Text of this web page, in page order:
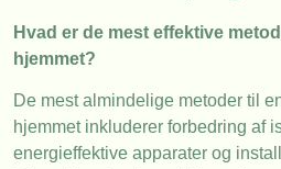
Hvad er de mest effektive
hjemmet?
De mest almindelige metoder til
hjemmet inkluderer forbedring af
energieffektive apparater og